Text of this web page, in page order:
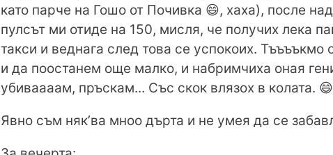
като парче на Гошо от Почивка 😄, хаха), после
пулсът ми отиде на 150, мисля, че получих лека
такси и веднага след това се успокоих.
и да поостанем още малко, и набримчиха оная
убиваааам, пръскам... Със скок влязох в колата. 😄
Явно съм няк’ва мноо дърта и не умея да се